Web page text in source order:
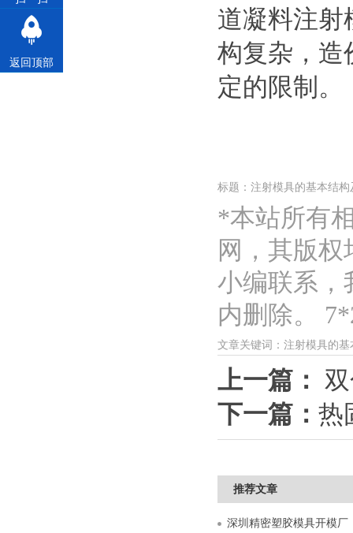
道凝料注射
构复杂，造
定的限制。
标题：注射模具的基本结构
*本站所有
网，其版
小编联系，
内删除。
文章关键词：注射模具的
上一篇：
下一篇： 热
推荐文章
返回顶部